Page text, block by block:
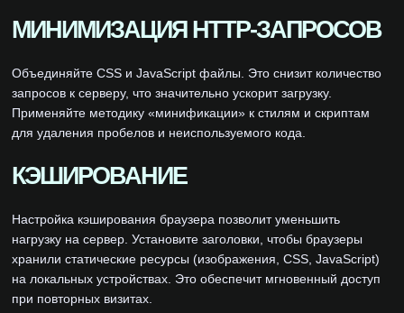
МИНИМИЗАЦИЯ HTTP-ЗАПРОСОВ
Объединяйте CSS и JavaScript файлы. Это снизит количество
запросов к серверу, что значительно ускорит загрузку.
Применяйте методику «минификации» к стилям и скриптам
для удаления пробелов и неиспользуемого кода.
КЭШИРОВАНИЕ
Настройка кэширования браузера позволит уменьшить
нагрузку на сервер. Установите заголовки, чтобы браузеры
хранили статические ресурсы (изображения, CSS, JavaScript)
на локальных устройствах. Это обеспечит мгновенный доступ
при повторных визитах.